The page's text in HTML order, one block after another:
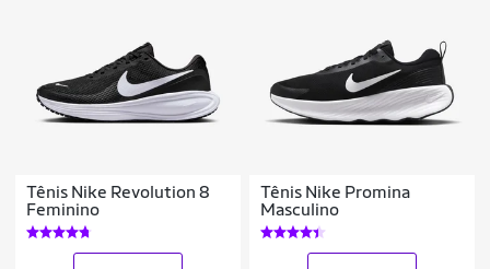
Tênis Nike Revolution 8
Feminino
Tênis Nike Promina
Masculino